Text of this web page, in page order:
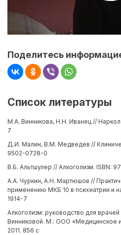
Поделитесь
Список литературы
М.А. Винникова, Н.Н. Иванец //
7
Д.И. Малин, В.М. Медведев //
9502-0728-0
В.Б. Альтшулер // Алкоголизм. ISBN:
А.А. Чуркин, А.Н. Мартюшов //
применению МКБ 10 в психиатрии и
1914-7
Алкоголизм: руководство для
Винниковой. М.: ООО «Медицинское
2011. 856 с